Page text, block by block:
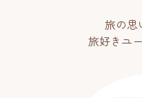
旅の思
旅好きユ